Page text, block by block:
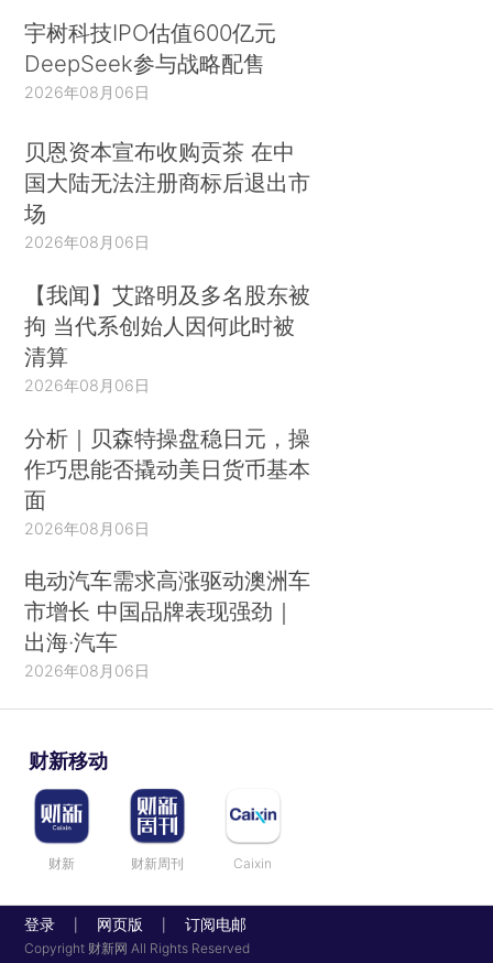
宇树科技IPO估值600亿元
DeepSeek参与战略配售
2026年08月06日
贝恩资本宣布收购贡茶 在中
国大陆无法注册商标后退出市
场
2026年08月06日
【我闻】艾路明及多名股东被
拘 当代系创始人因何此时被
清算
2026年08月06日
分析｜贝森特操盘稳日元，操
作巧思能否撬动美日货币基本
面
2026年08月06日
电动汽车需求高涨驱动澳洲车
市增长 中国品牌表现强劲｜
出海·汽车
2026年08月06日
财新移动
财新 财新周刊 Caixin
登录 网页版 订阅电邮
Copyright 财新网 All Rights Reserved